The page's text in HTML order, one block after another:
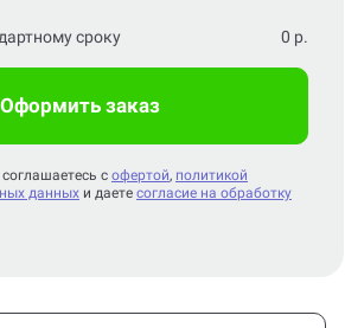
сроку 0 р.
Оформить заказ
с офертой, политикой
данных и даете согласие на обработку